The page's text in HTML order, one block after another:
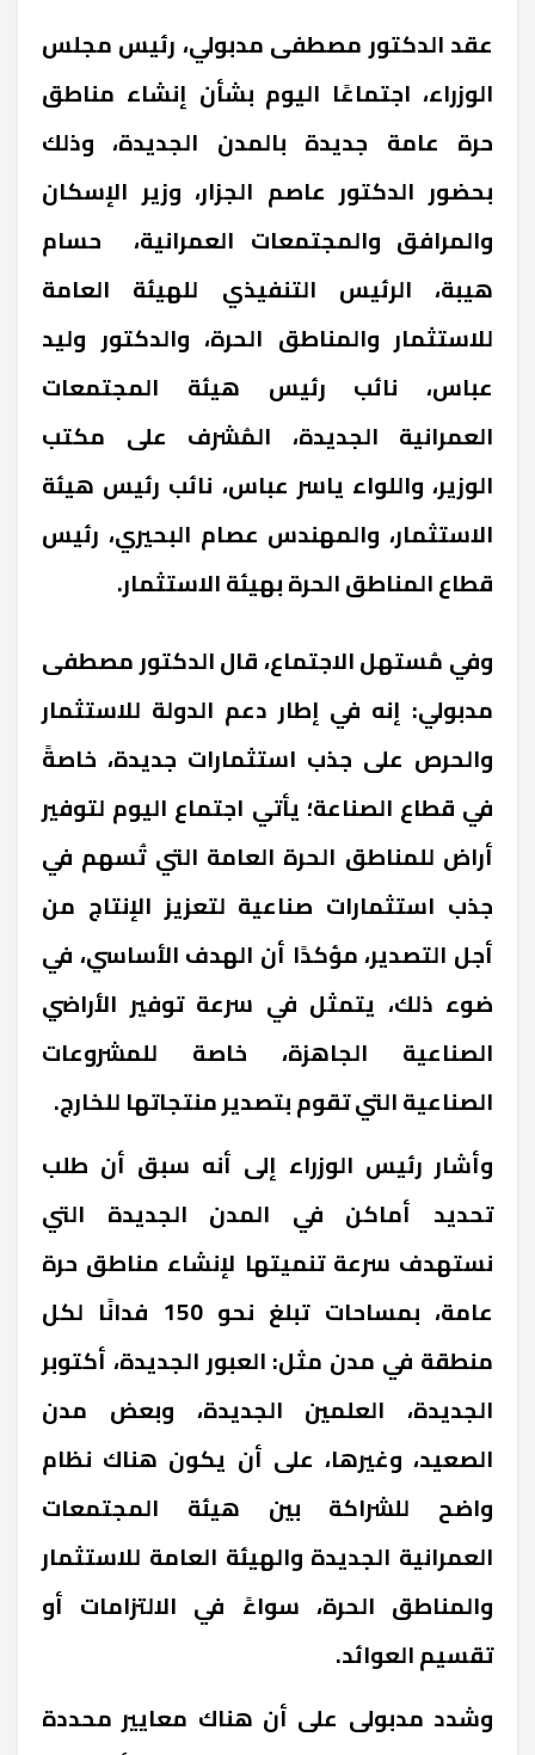
عقد الدكتور مصطفى مدبولي، رئيس مجلس
الوزراء، اجتماعًا اليوم بشأن إنشاء مناطق
حرة عامة جديدة بالمدن الجديدة، وذلك
بحضور الدكتور عاصم الجزار، وزير الإسكان
والمرافق والمجتمعات العمرانية، حسام
هيبة، الرئيس التنفيذي للهيئة العامة
للاستثمار والمناطق الحرة، والدكتور وليد
عباس، نائب رئيس هيئة المجتمعات
العمرانية الجديدة، المُشرف على مكتب
الوزير، واللواء ياسر عباس، نائب رئيس هيئة
الاستثمار، والمهندس عصام البحيري، رئيس
قطاع المناطق الحرة بهيئة الاستثمار.
وفي مُستهل الاجتماع، قال الدكتور مصطفى
مدبولي: إنه في إطار دعم الدولة للاستثمار
والحرص على جذب استثمارات جديدة، خاصةً
في قطاع الصناعة؛ يأتي اجتماع اليوم لتوفير
أراض للمناطق الحرة العامة التي تُسهم في
جذب استثمارات صناعية لتعزيز الإنتاج من
أجل التصدير، مؤكدًا أن الهدف الأساسي، في
ضوء ذلك، يتمثل في سرعة توفير الأراضي
الصناعية الجاهزة، خاصة للمشروعات
الصناعية التي تقوم بتصدير منتجاتها للخارج.
وأشار رئيس الوزراء إلى أنه سبق أن طلب
تحديد أماكن في المدن الجديدة التي
نستهدف سرعة تنميتها لإنشاء مناطق حرة
عامة، بمساحات تبلغ نحو 150 فدانًا لكل
منطقة في مدن مثل: العبور الجديدة، أكتوبر
الجديدة، العلمين الجديدة، وبعض مدن
الصعيد، وغيرها، على أن يكون هناك نظام
واضح للشراكة بين هيئة المجتمعات
العمرانية الجديدة والهيئة العامة للاستثمار
والمناطق الحرة، سواءً في الالتزامات أو
تقسيم العوائد.
وشدد مدبولى على أن هناك معايير محددة